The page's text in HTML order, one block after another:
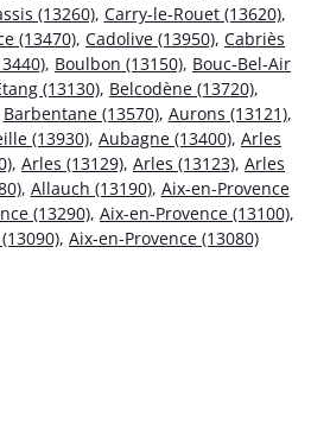
(13260), Carry-le-Rouet (13620),
(13470), Cadolive (13950), Cabriès
, Boulbon (13150), Bouc-Bel-Air
(13130), Belcodène (13720),
Barbentane (13570), Aurons (13121),
(13930), Aubagne (13400), Arles
, Arles (13129), Arles (13123), Arles
, Allauch (13190), Aix-en-Provence
(13290), Aix-en-Provence (13100),
, Aix-en-Provence (13080)